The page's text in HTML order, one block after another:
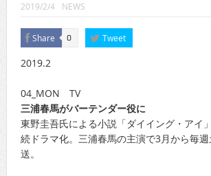
CINEMA×STYLE 285号
CINEMA×STYLE 294号
2019/2/4 NEWS
Share 0 Tweet
2019.2
04_MON TV
三浦春馬がバーテンダー役に
東野圭吾氏による小説「ダイイング・アイ
続ドラマ化。三浦春馬の主演で3月から毎
送。